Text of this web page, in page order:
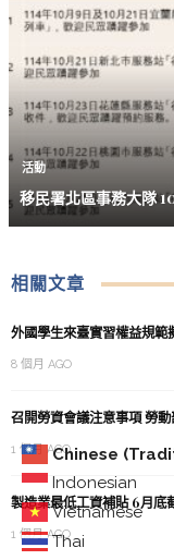
Chinese
Indonesian
Vietnamese
Thai
活動
移民署北區事務大隊
相關文章
外國學生來臺實習權益規範
8 個月 AGO
召開勞資會議注意事項 勞
1 個月 AGO
製造業最低工資補貼 6月底
1 個月 AGO